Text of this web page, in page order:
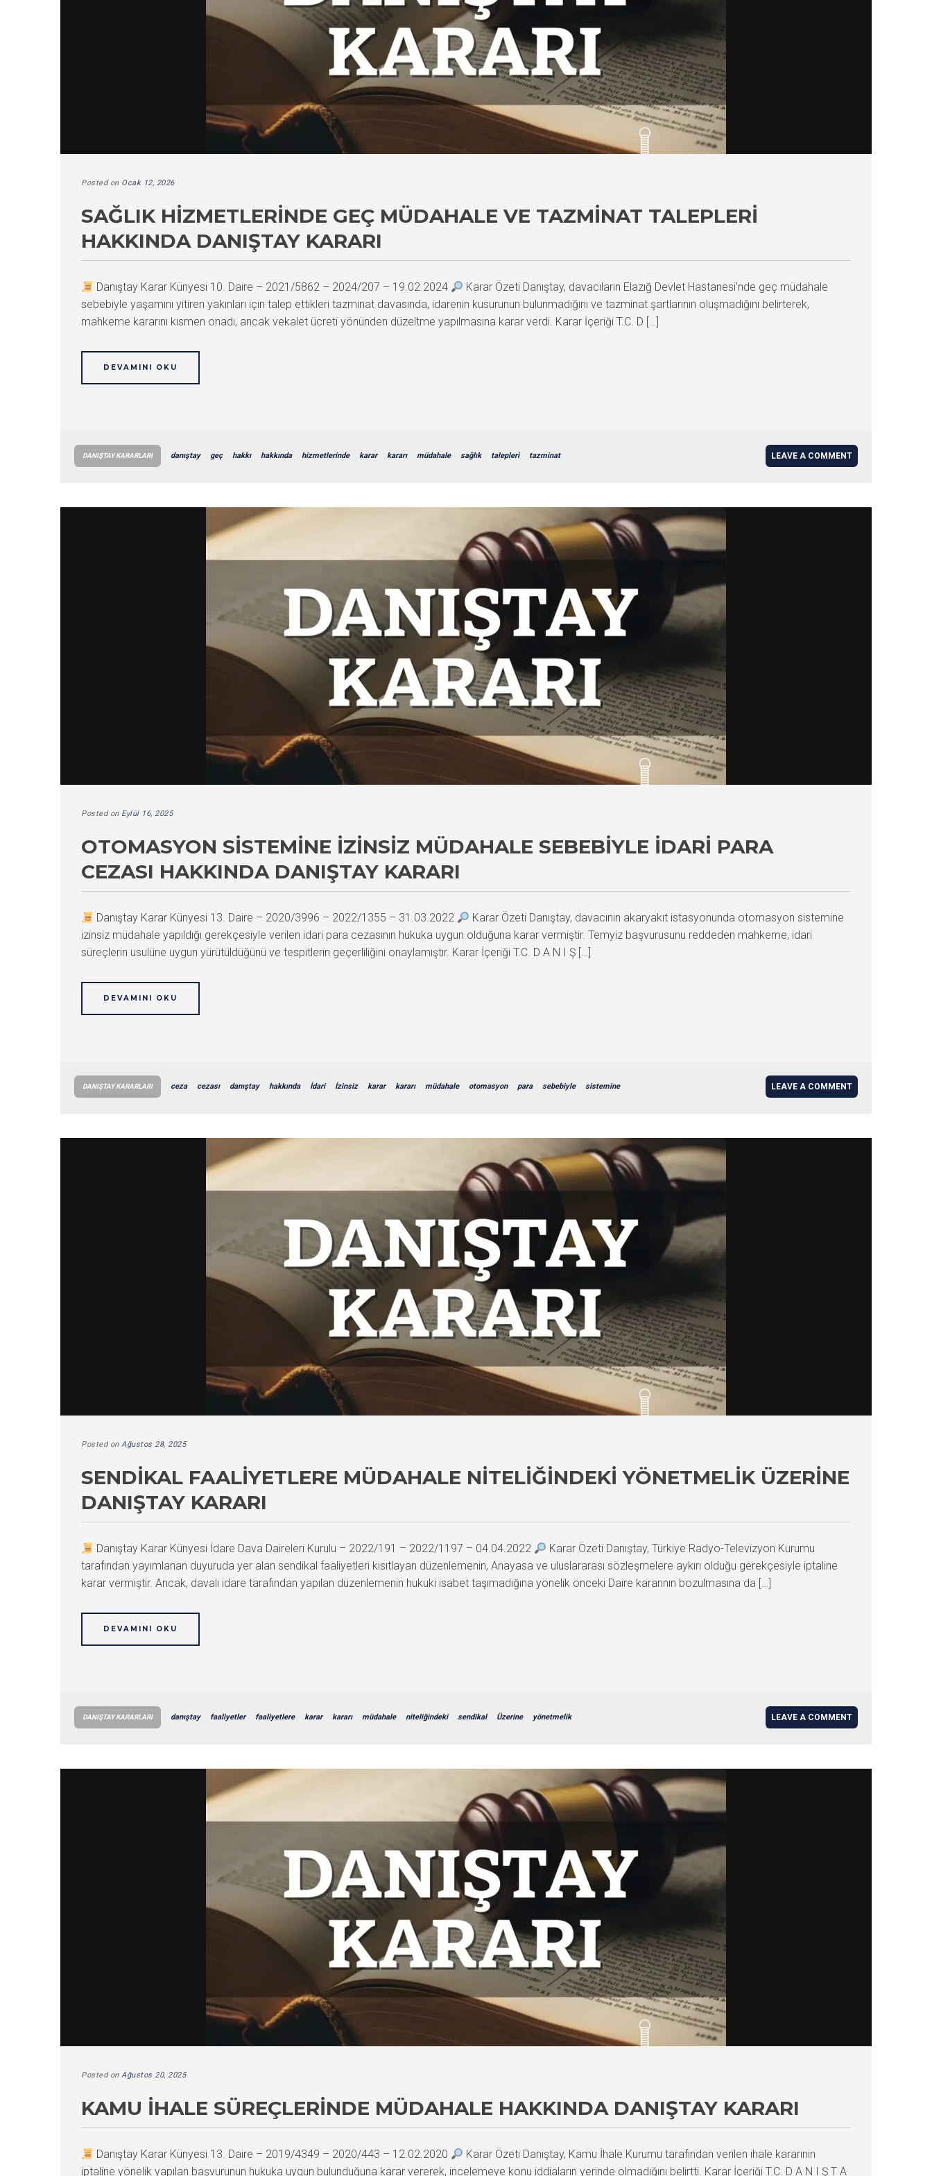
Posted on Ocak 12, 2026
SAĞLIK HIZMETLERINDE GEÇ MÜDAHALE VE TAZMINAT TALEPLERI
HAKKINDA DANIŞTAY KARARI
Danıştay Karar Künyesi 10. Daire – 2021/5862 – 2024/207 – 19.02.2024
Karar Özeti Danıştay, davacıların Elazığ Devlet Hastanesi’nde geç müdahale
sebebiyle yaşamını yitiren yakınları için talep ettikleri tazminat davasında, idarenin kusurunun bulunmadığını ve tazminat şartlarının oluşmadığını belirterek,
mahkeme kararını kısmen onadı, ancak vekalet ücreti yönünden düzeltme yapılmasına karar verdi. Karar İçeriği T.C. D […]
DEVAMINI OKU
DANIŞTAY KARARLARI danıştay geç hakkı hakkında hizmetlerinde karar kararı müdahale sağlık talepleri tazminat LEAVE A COMMENT
Posted on Eylül 16, 2025
OTOMASYON SISTEMINE İZINSIZ MÜDAHALE SEBEBIYLE İDARI PARA
CEZASI HAKKINDA DANIŞTAY KARARI
Danıştay Karar Künyesi 13. Daire – 2020/3996 – 2022/1355 – 31.03.2022
Karar Özeti Danıştay, davacının akaryakıt istasyonunda otomasyon sistemine
izinsiz müdahale yapıldığı gerekçesiyle verilen idari para cezasının hukuka uygun olduğuna karar vermiştir. Temyiz başvurusunu reddeden mahkeme, idari
süreçlerin usulüne uygun yürütüldüğünü ve tespitlerin geçerliliğini onaylamıştır. Karar İçeriği T.C. D A N I Ş […]
DEVAMINI OKU
DANIŞTAY KARARLARI ceza cezası danıştay hakkında İdari İzinsiz karar kararı müdahale otomasyon para sebebiyle sistemine LEAVE A COMMENT
Posted on Ağustos 28, 2025
SENDIKAL FAALIYETLERE MÜDAHALE NITELIĞINDEKI YÖNETMELIK ÜZERINE
DANIŞTAY KARARI
Danıştay Karar Künyesi İdare Dava Daireleri Kurulu – 2022/191 – 2022/1197 – 04.04.2022
Karar Özeti Danıştay, Türkiye Radyo-Televizyon Kurumu
tarafından yayımlanan duyuruda yer alan sendikal faaliyetleri kısıtlayan düzenlemenin, Anayasa ve uluslararası sözleşmelere aykırı olduğu gerekçesiyle iptaline
karar vermiştir. Ancak, davalı idare tarafından yapılan düzenlemenin hukuki isabet taşımadığına yönelik önceki Daire kararının bozulmasına da […]
DEVAMINI OKU
DANIŞTAY KARARLARI danıştay faaliyetler faaliyetlere karar kararı müdahale niteliğindeki sendikal Üzerine yönetmelik LEAVE A COMMENT
Posted on Ağustos 20, 2025
KAMU İHALE SÜREÇLERINDE MÜDAHALE HAKKINDA DANIŞTAY KARARI
Danıştay Karar Künyesi 13. Daire – 2019/4349 – 2020/443 – 12.02.2020
Karar Özeti Danıştay, Kamu İhale Kurumu tarafından verilen ihale kararının
iptaline yönelik yapılan başvurunun hukuka uygun bulunduğuna karar vererek, incelemeye konu iddiaların yerinde olmadığını belirtti. Karar İçeriği T.C. D A N I Ş T A